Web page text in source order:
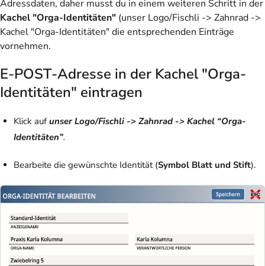
Adressdaten, daher musst du in einem weiteren Schritt in der
Kachel "Orga-Identitäten" (unser Logo/Fischli -> Zahnrad ->
Kachel "Orga-Identitäten" die entsprechenden Einträge
vornehmen.
E-POST-Adresse in der Kachel "Orga-
Identitäten" eintragen
Klick auf unser Logo/Fischli -> Zahnrad -> Kachel “Orga-
Identitäten”.
Bearbeite die gewünschte Identität (Symbol Blatt und Stift).